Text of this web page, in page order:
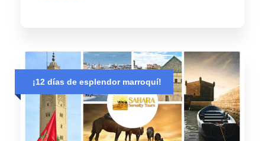
¡12 días de esplendor marroquí!